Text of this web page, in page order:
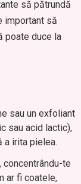
să pătrundă
important să
poate duce la
sau un exfoliant
sau acid lactic),
a irita pielea.
te
ar fi coatele,